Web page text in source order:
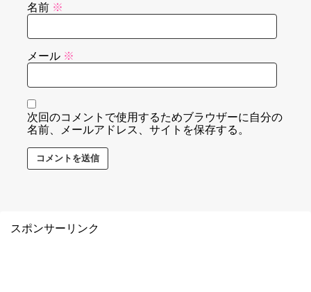
名前 ※
メール ※
次回のコメントで使用するためブラウザーに自分の
名前、メールアドレス、サイトを保存する。
スポンサーリンク